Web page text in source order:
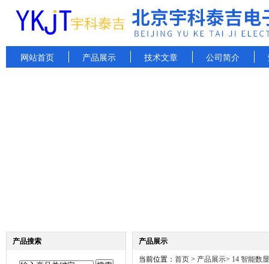
网站首页 产品展示 技术文章 公司简介
产品搜索 产品展示
当前位置： 首页 > 产品展示> 14 智能数